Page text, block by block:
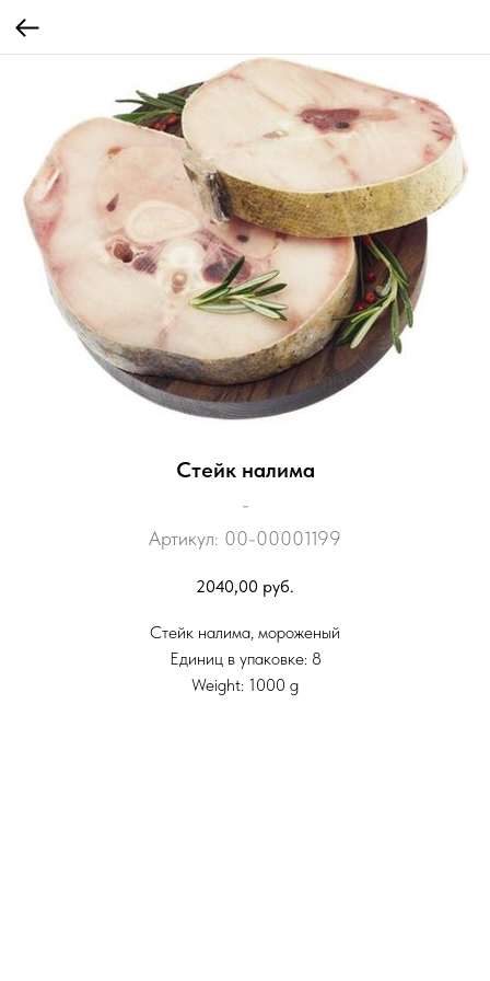
Стейк налима
-
Артикул: 00-00001199
2040,00 руб.
Стейк налима, мороженый
Единиц в упаковке: 8
Weight: 1000 g